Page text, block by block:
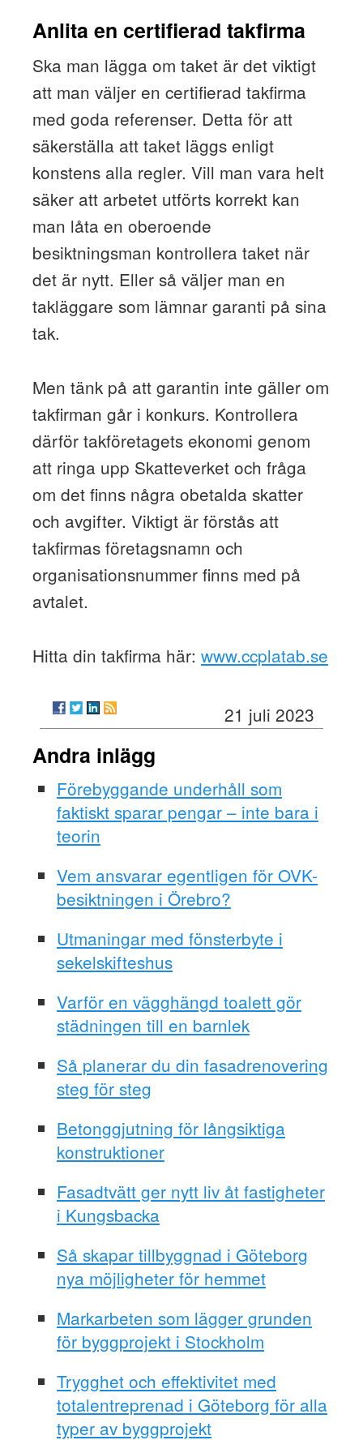
Anlita en certifierad takfirma
Ska man lägga om taket är det viktigt
att man väljer en certifierad takfirma
med goda referenser. Detta för att
säkerställa att taket läggs enligt
konstens alla regler. Vill man vara helt
säker att arbetet utförts korrekt kan
man låta en oberoende
besiktningsman kontrollera taket när
det är nytt. Eller så väljer man en
takläggare som lämnar garanti på sina
tak.
Men tänk på att garantin inte gäller om
takfirman går i konkurs. Kontrollera
därför takföretagets ekonomi genom
att ringa upp Skatteverket och fråga
om det finns några obetalda skatter
och avgifter. Viktigt är förstås att
takfirmas företagsnamn och
organisationsnummer finns med på
avtalet.
Hitta din takfirma här: www.ccplatab.se
21 juli 2023
Andra inlägg
Förebyggande underhåll som
faktiskt sparar pengar – inte bara i
teorin
Vem ansvarar egentligen för OVK-
besiktningen i Örebro?
Utmaningar med fönsterbyte i
sekelskifteshus
Varför en vägghängd toalett gör
städningen till en barnlek
Så planerar du din fasadrenovering
steg för steg
Betonggjutning för långsiktiga
konstruktioner
Fasadtvätt ger nytt liv åt fastigheter
i Kungsbacka
Så skapar tillbyggnad i Göteborg
nya möjligheter för hemmet
Markarbeten som lägger grunden
för byggprojekt i Stockholm
Trygghet och effektivitet med
totalentreprenad i Göteborg för alla
typer av byggprojekt